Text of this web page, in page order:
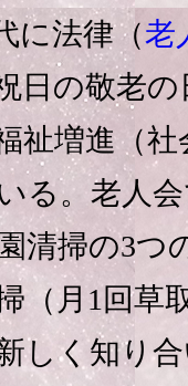
に法律（老
日の敬老
祉増進（
る。老人
清掃の3つ
（月1回草
しく知り